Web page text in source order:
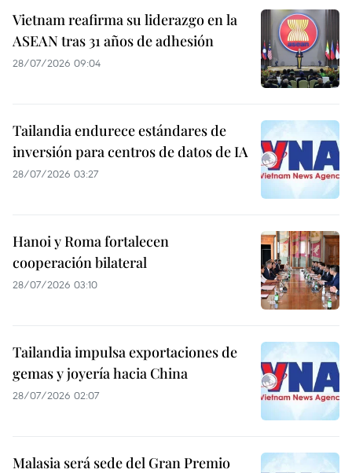
Vietnam reafirma su liderazgo en la
ASEAN tras 31 años de adhesión
28/07/2026 09:04
Tailandia endurece estándares de
inversión para centros de datos de IA
28/07/2026 03:27
Hanoi y Roma fortalecen
cooperación bilateral
28/07/2026 03:10
Tailandia impulsa exportaciones de
gemas y joyería hacia China
28/07/2026 02:07
Malasia será sede del Gran Premio